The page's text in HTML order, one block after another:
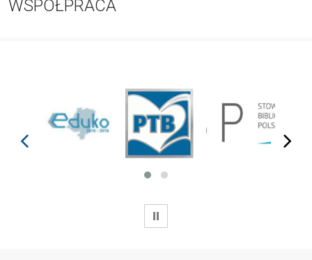
WSPÓŁPRACA
prev next
WSTRZYMAJ